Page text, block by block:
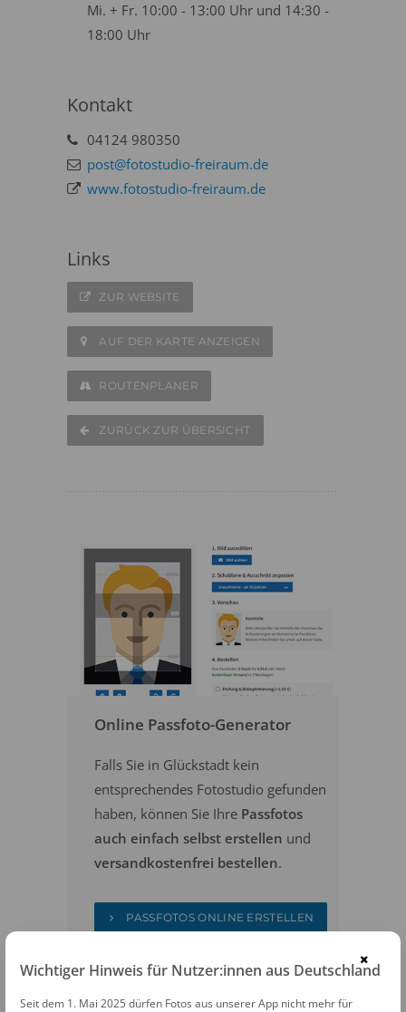
Mi. + Fr. 10:00 - 13:00 Uhr und 14:30 -
18:00 Uhr
Kontakt
04124 980350
post@fotostudio-freiraum.de
www.fotostudio-freiraum.de
Links
ZUR WEBSITE
AUF DER KARTE ANZEIGEN
ROUTENPLANER
ZURÜCK ZUR ÜBERSICHT
Online Passfoto-Generator
Falls Sie in Glückstadt kein
entsprechendes Fotostudio gefunden
haben, können Sie Ihre Passfotos
auch einfach selbst erstellen und
versandkostenfrei bestellen.
PASSFOTOS ONLINE ERSTELLEN
×
Wichtiger Hinweis für Nutzer:innen aus Deutschland
Seit dem 1. Mai 2025 dürfen Fotos aus unserer App nicht mehr für